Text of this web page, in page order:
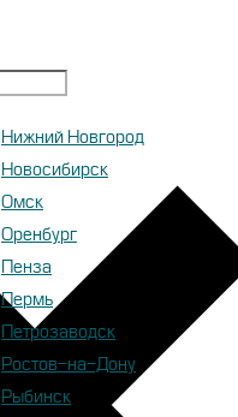
Нижний Новгород
Новосибирск
Омск
Оренбург
Пенза
Пермь
Петрозаводск
Ростов-на-Дону
Рыбинск